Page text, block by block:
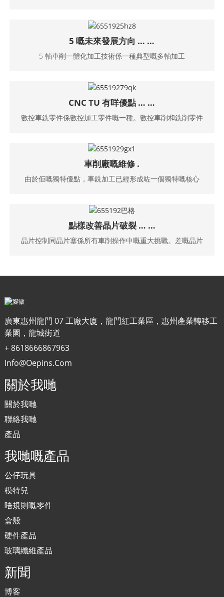
5 嘅未來發展方向 … …
5 軸車削一體化加工技術係一種典型嘅多軸加工
CNC TU 有咩優點 … …
數控車銑零件係數控加工零件嘅一種。數控車削和銑削零件
車削廠嘅維修 .
由於佢嘅獨特優點，車銑加工已經形成咗一個獨特嘅核心
點樣改善晶片破裂 … …
晶片控制同晶片塞係所有車削操作中嘅重大挑戰。差嘅晶片
廣東惠州龍門 07 工廠大廈，龍門紅工業區，惠州產業轉移工
業園，龍城街道
+ 8618666867963
Info@oepins.com
關於我哋
關於我哋
聯絡我哋
產品
我哋嘅產品
公仔玩具
模特兒
唔規則嘅零件
盒殼
硬件產品
玻璃纖維產品
新聞
博客